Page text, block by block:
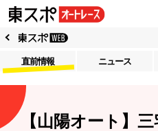
直前情報 ニュース
【山陽オート】